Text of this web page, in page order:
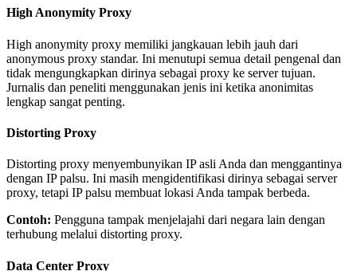
High Anonymity Proxy
High anonymity proxy memiliki jangkauan lebih jauh dari
anonymous proxy standar. Ini menutupi semua detail pengenal dan
tidak mengungkapkan dirinya sebagai proxy ke server tujuan.
Jurnalis dan peneliti menggunakan jenis ini ketika anonimitas
lengkap sangat penting.
Distorting Proxy
Distorting proxy menyembunyikan IP asli Anda dan menggantinya
dengan IP palsu. Ini masih mengidentifikasi dirinya sebagai server
proxy, tetapi IP palsu membuat lokasi Anda tampak berbeda.
Contoh: Pengguna tampak menjelajahi dari negara lain dengan
terhubung melalui distorting proxy.
Data Center Proxy